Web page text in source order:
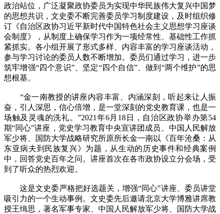
政治站位，广泛凝聚政协委员为实现中华民族伟大复兴中国梦
的思想共识，文史委不断完善委员学习制度建设，及时组织修
订《自治区政协习近平新时代中国特色社会主义思想学习座谈
会制度》，从制度上确保学习作为一项经常性、基础性工作抓
紧抓实。各小组开展了形式多样、内容丰富的学习座谈活动，
参与学习讨论的委员人数不断增加。委员们通过学习，进一步
筑牢增强“四个意识”、坚定“四个自信”、做到“两个维护”的思
想根基。
“金一南教授的讲座内容丰富、内涵深刻，听起来让人振
奋，引人深思，信心倍增，是一堂深刻的党史教育课，也是一
场触及灵魂的洗礼。”2021年6月18日，自治区政协举办第54
期“同心”讲座，党史学习教育中央宣讲团成员、中国人民解放
军少将、国防大学战略研究所原所长金一南以《百年沧桑：从
东亚病夫到民族复兴》为题，从生动的历史事件和经典案例
中，回答党史百年之问。讲座首次在各市政协设立分会场，受
到了听众的热烈欢迎。
这是文史委严格把好选题关，增强“同心”讲座、委员讲堂
吸引力的一个生动事例。文史委先后邀请北京大学博雅讲席教
授王缉思，著名军事专家、中国人民解放军少将、国防大学战